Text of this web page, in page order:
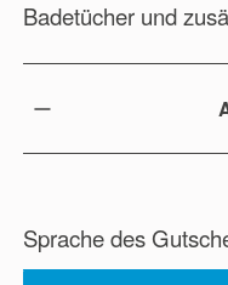
Badetücher und
Sprache des